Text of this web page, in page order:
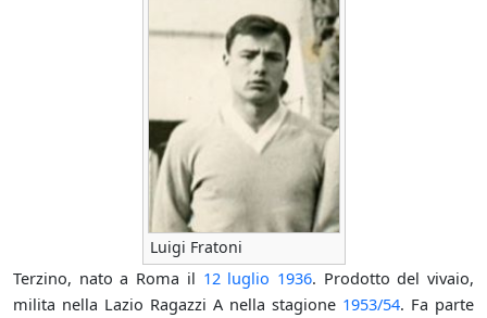
Luigi Fratoni
Terzino, nato a Roma il 12 luglio 1936. Prodotto del vivaio,
milita nella Lazio Ragazzi A nella stagione 1953/54. Fa parte